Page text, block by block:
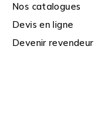
Nos catalogues
Devis en ligne
Devenir revendeur